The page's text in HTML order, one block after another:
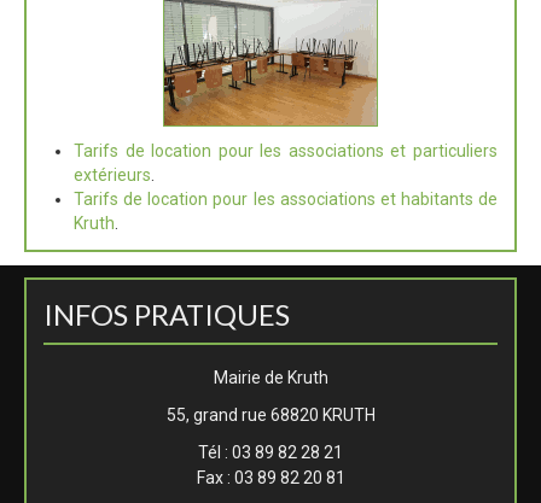
Tarifs de location pour les associations et particuliers
extérieurs
Tarifs de location pour les associations et habitants de
Kruth
INFOS PRATIQUES
Mairie de Kruth
55, grand rue 68820 KRUTH
Tél : 03 89 82 28 21
Fax : 03 89 82 20 81